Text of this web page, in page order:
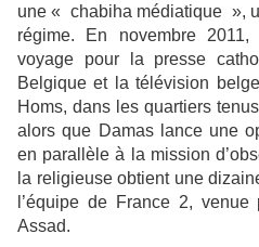
une « chabiha médiatique »,
régime. En novembre
voyage pour la presse
Belgique et la télévision
Homs, dans les quartiers
alors que Damas lance une
en parallèle à la mission
la religieuse obtient une
l’équipe de France 2,
Assad.